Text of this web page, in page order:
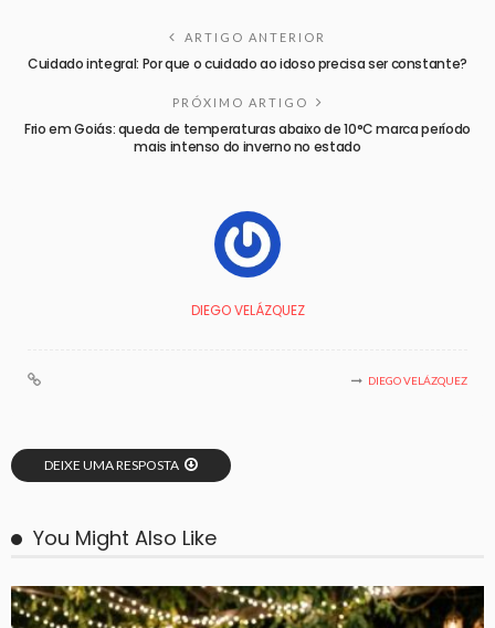
ARTIGO ANTERIOR
Cuidado integral: Por que o cuidado ao idoso precisa ser constante?
PRÓXIMO ARTIGO
Frio em Goiás: queda de temperaturas abaixo de 10°C marca período
mais intenso do inverno no estado
DIEGO VELÁZQUEZ
DIEGO VELÁZQUEZ
DEIXE UMA RESPOSTA
You Might Also Like